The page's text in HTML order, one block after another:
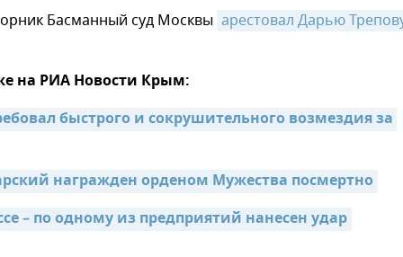
Басманный суд Москвы арестовал Дарью
на РИА Новости Крым:
быстрого и сокрушительного возмездия за
награжден орденом Мужества посмертно
– по одному из предприятий нанесен удар